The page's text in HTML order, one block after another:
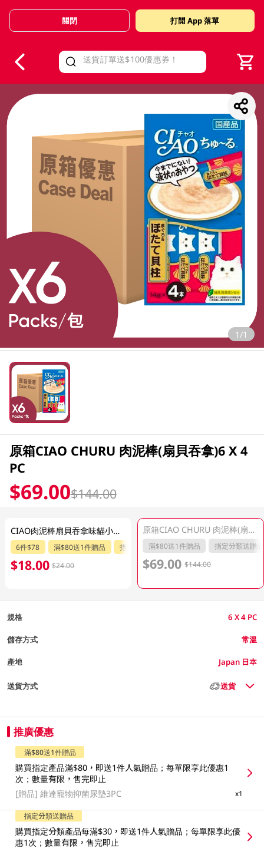
Valid Until 30 June 2026
關閉 打開 App 落單
1/1
原箱CIAO CHURU 肉泥棒(扇貝吞拿)6 X 4
PC
$69.00$144.00
CIAO肉泥棒扇貝吞拿味貓小食 4PC
6件$78 滿$80送1件贈品 指定分類送贈品
$18.00 $24.00
原箱CIAO CHURU 肉泥棒(扇貝吞拿)6 X 4 PC
滿$80送1件贈品 指定分類送贈品
$69.00 $144.00
規格 6 X 4 PC
儲存方式 常溫
產地 Japan 日本
送貨方式 送貨
推廣優惠
滿$80送1件贈品
購買指定產品滿$80，即送1件人氣贈品；每單限享此優惠1
次；數量有限，售完即止
[贈品]維達寵物抑菌尿墊3PC x1
指定分類送贈品
購買指定分類產品每滿$30，即送1件人氣贈品；每單限享此優
惠1次；數量有限，售完即止